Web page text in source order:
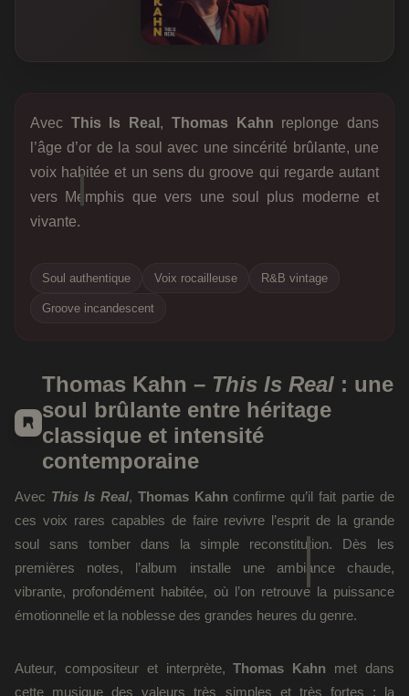
Avec This Is Real , Thomas Kahn replonge dans
l’âge d’or de la soul avec une sincérité brûlante, une
voix habitée et un sens du groove qui regarde autant
vers Memphis que vers une soul plus moderne et
vivante.
Soul authentique Voix rocailleuse R&B vintage
Groove incandescent
Thomas Kahn – This Is Real : une
soul brûlante entre héritage
classique et intensité
contemporaine
Avec This Is Real, Thomas Kahn confirme qu’il fait partie de
ces voix rares capables de faire revivre l’esprit de la grande
soul sans tomber dans la simple reconstitution. Dès les
premières notes, l’album installe une ambiance chaude,
vibrante, profondément habitée, où l’on retrouve la puissance
émotionnelle et la noblesse des grandes heures du genre.
Auteur, compositeur et interprète,Thomas Kahn met dans
cette musique des valeurs très simples et très fortes : la